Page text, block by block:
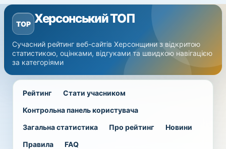
TOP Херсонський ТОП
Сучасний рейтинг веб-сайтів Херсонщини з відкритою
статистикою, оцінками, відгуками та швидкою навігацією
за категоріями
Рейтинг
Стати учасником
Контрольна панель користувача
Загальна статистика
Про рейтинг
Новини
Правила
FAQ